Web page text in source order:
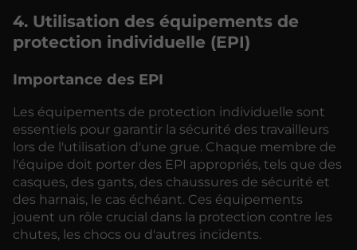
4. Utilisation des équipements de
protection individuelle (EPI)
Importance des EPI
Les équipements de protection individuelle sont
essentiels pour garantir la sécurité des travailleurs
lors de l'utilisation d'une grue. Chaque membre de
l'équipe doit porter des EPI appropriés, tels que des
casques, des gants, des chaussures de sécurité et
des harnais, le cas échéant. Ces équipements
jouent un rôle crucial dans la protection contre les
chutes, les chocs ou d'autres incidents.